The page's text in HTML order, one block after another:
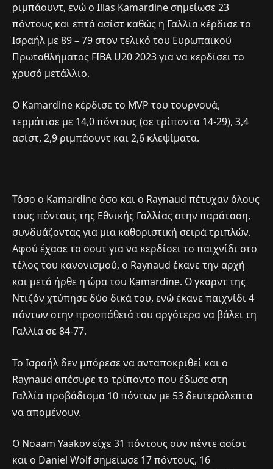
ριμπάουντ, ενώ ο Ilias Kamardine σημείωσε 23
πόντους και επτά ασίστ καθώς η Γαλλία κέρδισε το
Ισραήλ με 89 – 79 στον τελικό του Ευρωπαϊκού
Πρωταθλήματος FIBA U20 2023 για να κερδίσει το
χρυσό μετάλλιο.
Ο Kamardine κέρδισε το MVP του τουρνουά,
τερμάτισε με 14,0 πόντους (σε τρίποντα 14-29), 3,4
ασίστ, 2,9 ριμπάουντ και 2,6 κλεψίματα.
Τόσο ο Kamardine όσο και ο Raynaud πέτυχαν όλους
τους πόντους της Εθνικής Γαλλίας στην παράταση,
συνδυάζοντας για μια καθοριστική σειρά τριπλών.
Αφού έχασε το σουτ για να κερδίσει το παιχνίδι στο
τέλος του κανονισμού, ο Raynaud έκανε την αρχή
και μετά ήρθε η ώρα του Kamardine. Ο γκαρντ της
Ντιζόν χτύπησε δύο δικά του, ενώ έκανε παιχνίδι 4
πόντων στην προσπάθειά του αργότερα να βάλει τη
Γαλλία σε 84-77.
Το Ισραήλ δεν μπόρεσε να ανταποκριθεί και ο
Raynaud απέσυρε το τρίποντο που έδωσε στη
Γαλλία προβάδισμα 10 πόντων με 53 δευτερόλεπτα
να απομένουν.
Ο Noaam Yaakov είχε 31 πόντους συν πέντε ασίστ
και ο Daniel Wolf σημείωσε 17 πόντους, 16